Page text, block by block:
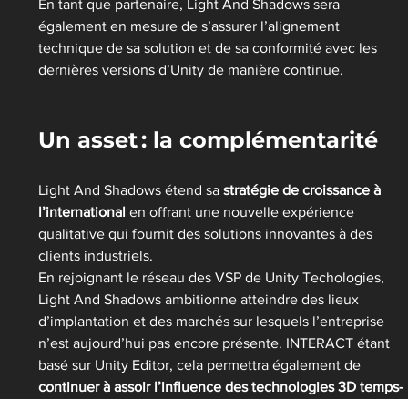
En tant que partenaire, Light And Shadows sera
également en mesure de s’assurer l’alignement
technique de sa solution et de sa conformité avec les
dernières versions d’Unity de manière continue.
Un asset : la complémentarité
Light And Shadows étend sa stratégie de croissance à
l’international en offrant une nouvelle expérience
qualitative qui fournit des solutions innovantes à des
clients industriels.
En rejoignant le réseau des VSP de Unity Techologies,
Light And Shadows ambitionne atteindre des lieux
d’implantation et des marchés sur lesquels l’entreprise
n’est aujourd’hui pas encore présente. INTERACT étant
basé sur Unity Editor, cela permettra également de
continuer à assoir l’influence des technologies 3D temps-